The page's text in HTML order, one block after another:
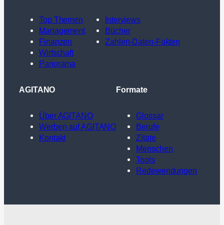
Top Themen
Management
Finanzen
Wirtschaft
Panorama
Interviews
Bücher
Zahlen-Daten-Fakten
AGITANO
Über AGITANO
Werben auf AGITANO
Kontakt
Formate
Glossar
Berufe
Zitate
Menschen
Tools
Redewendungen